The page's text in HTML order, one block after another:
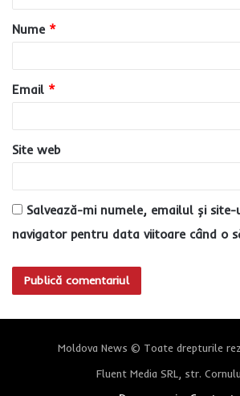
a
r
u
*
Nume *
Email *
Site web
Salvează-mi numele, emailul și
navigator pentru data viitoare când o
Moldova News © Toate drepturile
Fluent Media SRL, str.